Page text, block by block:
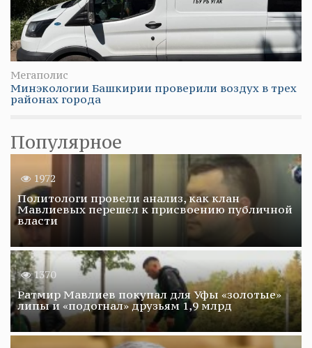
Мегаполис
Минэкологии Башкирии проверили воздух в трех
районах города
Популярное
1972
Политологи провели анализ, как клан
Мавлиевых перешел к присвоению публичной
власти
1370
Ратмир Мавлиев покупал для Уфы «золотые»
липы и «подогнал» друзьям 1,9 млрд